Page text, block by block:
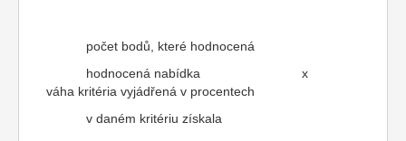
počet bodů, které hodnocená
hodnocená nabídka x
váha kritéria vyjádřená v procentech
v daném kritériu získala